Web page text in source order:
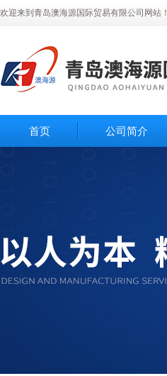
欢迎来到青岛澳海源国际贸易有限公司网站！
首页 公司简介